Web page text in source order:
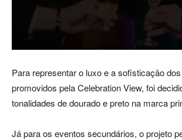
Para representar o luxo e a sofisticação
promovidos pela Celebration View, foi
tonalidades de dourado e preto na marca
Já para os eventos secundários, o projeto